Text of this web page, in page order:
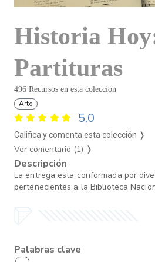
Historia
Partituras
496 Recursos en esta coleccion
Arte
5,0
Califica y comenta esta colección ❭
Ver comentario (1) ❭
Descripción
La entrega esta conformada por
pertenecientes a la Biblioteca
Palabras clave